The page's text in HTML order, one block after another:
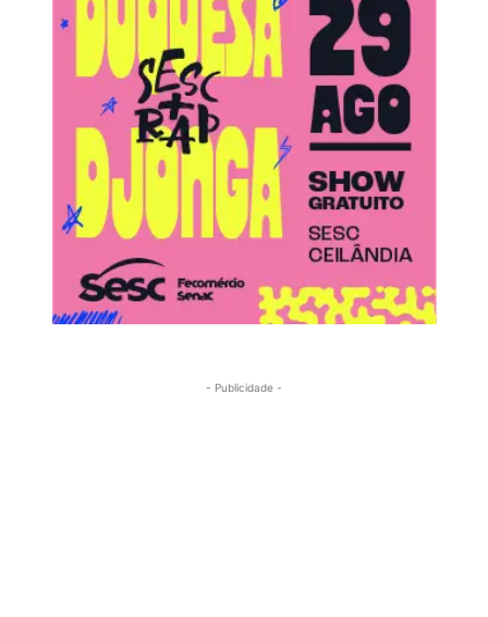
- Publicidade -